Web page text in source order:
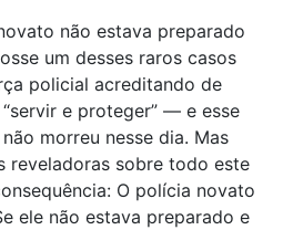
não estava preparado
um desses raros casos
policial acreditando de
e proteger” — e esse
morreu nesse dia. Mas
reveladoras sobre todo este
O polícia novato
ele não estava preparado e